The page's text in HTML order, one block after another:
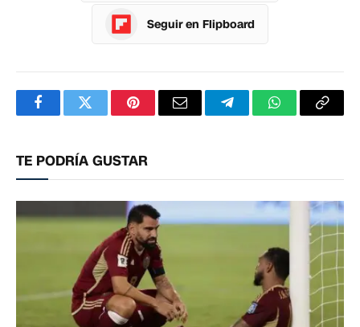
Seguir en Flipboard
FacebookTwitterPinterestCorreoTelegramWhatsApp
TE PODRÍA GUSTAR